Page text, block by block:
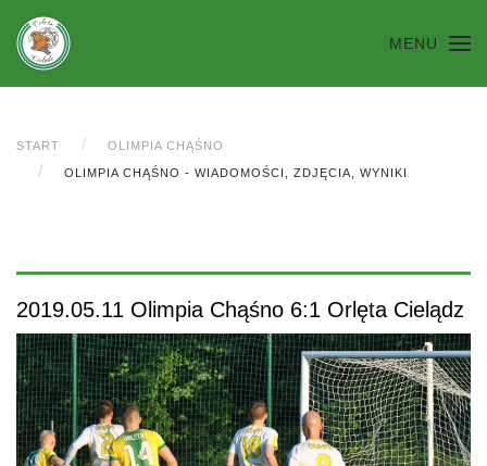
MENU
START OLIMPIA CHĄŚNO
OLIMPIA CHĄŚNO - WIADOMOŚCI, ZDJĘCIA, WYNIKI
2019.05.11 Olimpia Chąśno 6:1 Orlęta Cielądz